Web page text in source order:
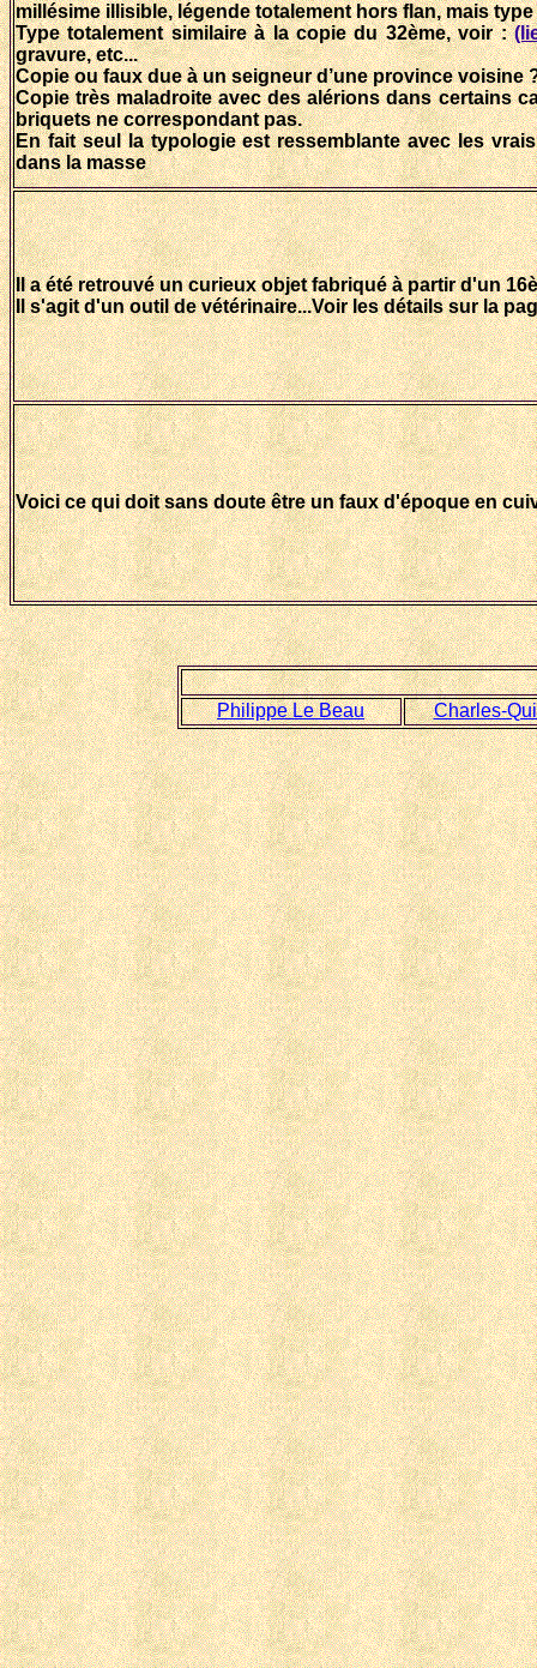
millésime illisible, légende totalement hors flan, mais
Type totalement similaire à la copie du 32ème, voir :
gravure, etc...
Copie ou faux due à un seigneur d’une province voisine
Copie très maladroite avec des alérions dans certains
briquets ne correspondant pas.
En fait seul la typologie est ressemblante avec les
dans la masse
Il a été retrouvé un curieux objet fabriqué à partir d'un
Il s'agit d'un outil de vétérinaire...Voir les détails sur la
Voici ce qui doit sans doute être un faux d'époque en
Philippe Le Beau Charles-